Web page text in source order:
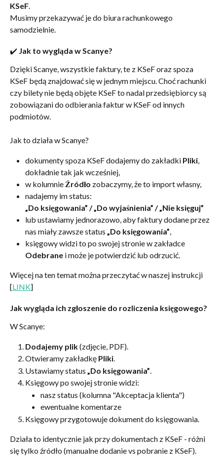
KSeF.
Musimy przekazywać je do biura rachunkowego
samodzielnie.
✔️ Jak to wygląda w Scanye?
Dzięki Scanye, wszystkie faktury, te z KSeF oraz spoza
KSeF będą znajdować się w jednym miejscu. Choć rachunki
czy bilety nie będą objęte KSeF to nadal przedsiębiorcy są
zobowiązani do odbierania faktur w KSeF od innych
podmiotów.
Jak to działa w Scanye?
dokumenty spoza KSeF dodajemy do zakładki Pliki,
dokładnie tak jak wcześniej,
w kolumnie Źródło zobaczymy, że to import własny,
nadajemy im status:
„Do księgowania” / „Do wyjaśnienia” / „Nie księguj”
lub ustawiamy jednorazowo, aby faktury dodane przez
nas miały zawsze status „Do księgowania”,
księgowy widzi to po swojej stronie w zakładce
Odebrane i może je potwierdzić lub odrzucić.
Więcej na ten temat można przeczytać w naszej instrukcji
[LINK]
Jak wygląda ich zgłoszenie do rozliczenia księgowego?
W Scanye:
Dodajemy plik (zdjęcie, PDF).
Otwieramy zakładkę Pliki.
Ustawiamy status „Do księgowania”
Księgowy po swojej stronie widzi:
nasz status (kolumna "Akceptacja klienta")
ewentualne komentarze
Księgowy przygotowuje dokument do księgowania.
Działa to identycznie jak przy dokumentach z KSeF - różni
się tylko źródło (manualne dodanie vs pobranie z KSeF).